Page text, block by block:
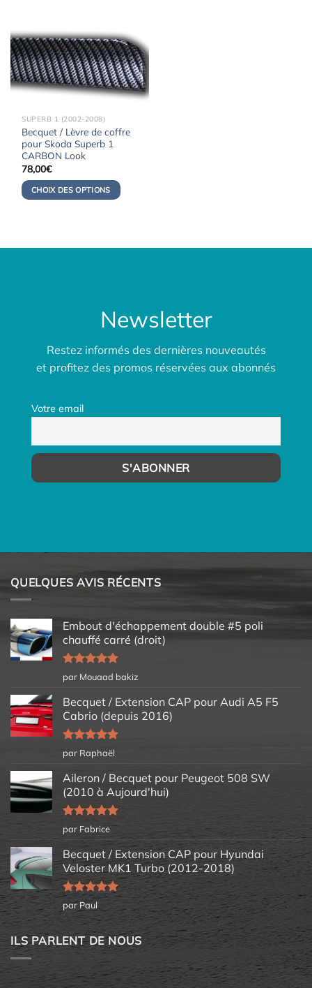
SUPERB 1 (2002-2008)
Becquet / Lèvre de coffre
pour Skoda Superb 1
CARBON Look
78,00€
CHOIX DES OPTIONS
Newsletter
Restez informés des dernières nouveautés
et profitez des promos réservées aux abonnés
Votre email
QUELQUES AVIS RÉCENTS
Embout d'échappement double #5 poli
chauffé carré (droit)
Note5sur
5
par Mouaad bakiz
Becquet / Extension CAP pour Audi A5 F5
Cabrio (depuis 2016)
Note5sur
5
par Raphaël
Aileron / Becquet pour Peugeot 508 SW
(2010 à Aujourd'hui)
Note5sur
5
par Fabrice
Becquet / Extension CAP pour Hyundai
Veloster MK1 Turbo (2012-2018)
Note5sur
5
par Paul
ILS PARLENT DE NOUS